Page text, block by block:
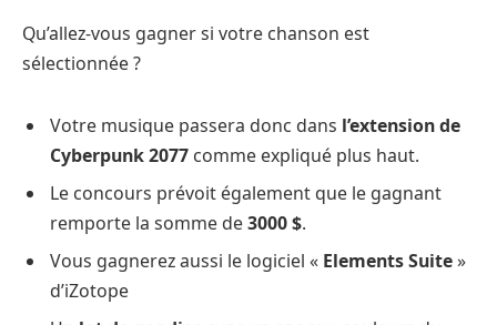
Qu’allez-vous gagner si votre chanson est
sélectionnée ?
Votre musique passera donc dans l’extension de
Cyberpunk 2077 comme expliqué plus haut.
Le concours prévoit également que le gagnant
remporte la somme de3000 $.
Vous gagnerez aussi le logiciel « Elements Suite»
d’iZotope